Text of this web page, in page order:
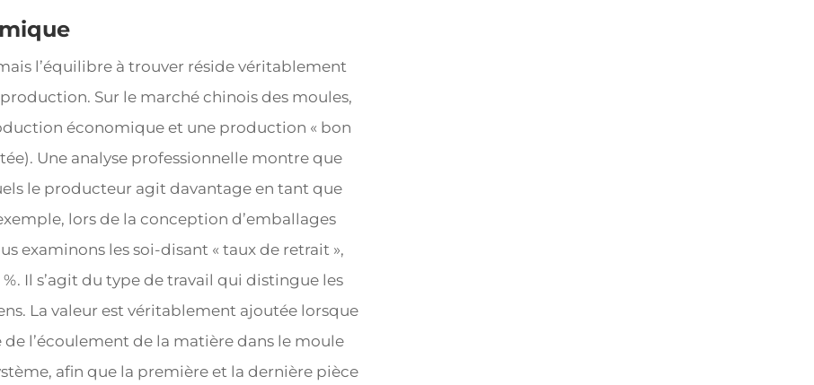
l’équilibre à trouver réside véritablement
Sur le marché chinois des moules,
économique et une production « bon
Une analyse professionnelle montre que
le producteur agit davantage en tant que
lors de la conception d’emballages
examinons les soi-disant « taux de retrait »,
Il s’agit du type de travail qui distingue les
La valeur est véritablement ajoutée lorsque
l’écoulement de la matière dans le moule
afin que la première et la dernière pièce